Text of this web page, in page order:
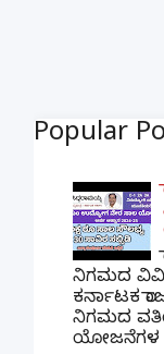
Popular
ನಿಗಮದ
ಕರ್ನಾಟಕ
ನಿಗಮದ
ಯೋಜನೆಗಳ